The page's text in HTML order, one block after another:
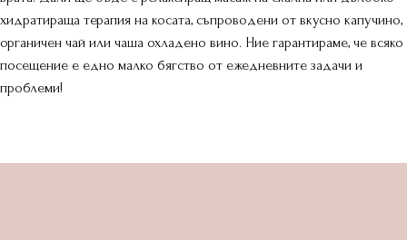
хидратираща терапия на косата, съпроводени от вкусно капучино,
органичен чай или чаша охладено вино. Ние гарантираме, че всяко
посещение е едно малко бягство от ежедневните задачи и
проблеми!